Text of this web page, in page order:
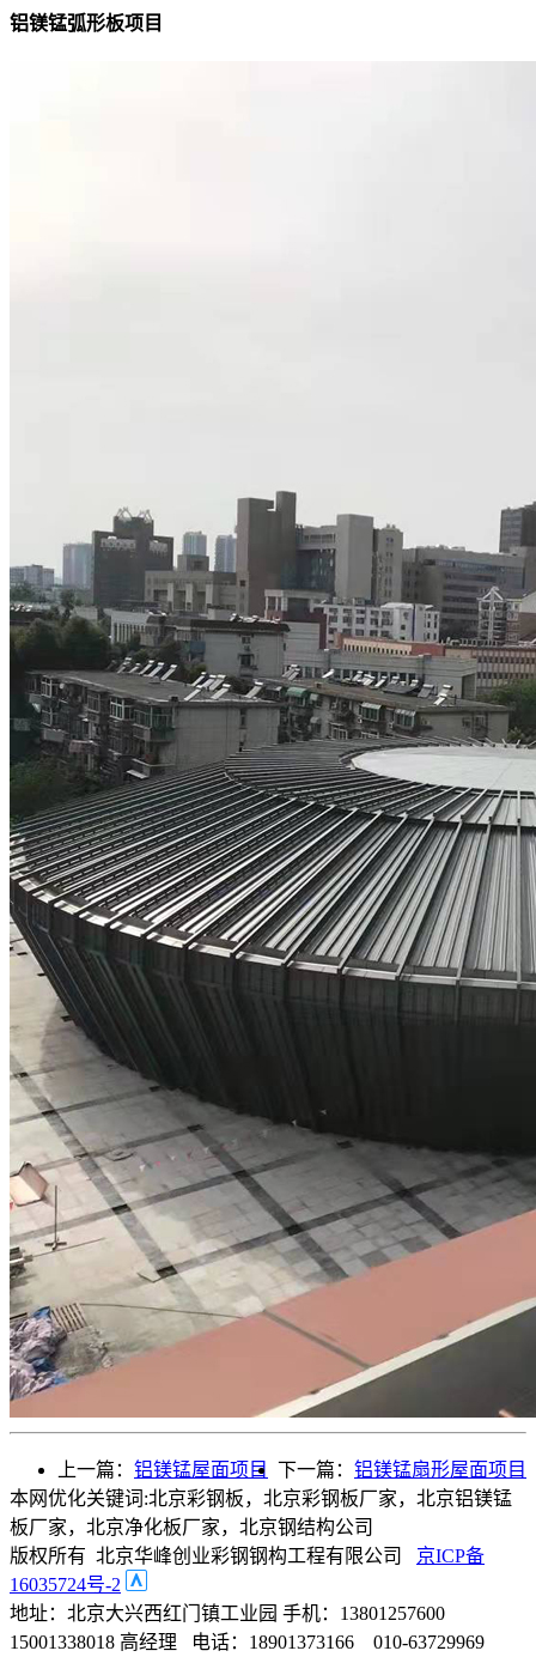
铝镁锰弧形板项目
上一篇： 铝镁锰屋面项目 下一篇： 铝镁锰扇形屋面项目
本网优化关键词:北京彩钢板，北京彩钢板厂家，北京铝镁锰
板厂家，北京净化板厂家，北京钢结构公司
版权所有 北京华峰创业彩钢钢构工程有限公司 京ICP备
16035724号-2
地址：北京大兴西红门镇工业园 手机：13801257600
15001338018 高经理 电话：18901373166 010-63729969